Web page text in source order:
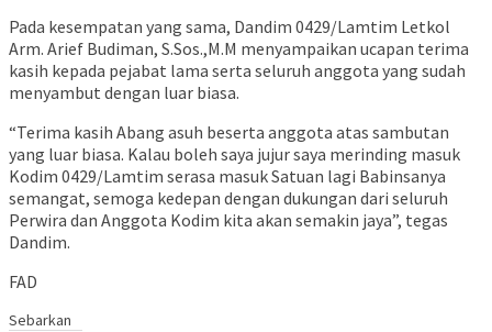
Pada kesempatan yang sama, Dandim 0429/Lamtim Letkol
Arm. Arief Budiman, S.Sos.,M.M menyampaikan ucapan terima
kasih kepada pejabat lama serta seluruh anggota yang sudah
menyambut dengan luar biasa.
“Terima kasih Abang asuh beserta anggota atas sambutan
yang luar biasa. Kalau boleh saya jujur saya merinding masuk
Kodim 0429/Lamtim serasa masuk Satuan lagi Babinsanya
semangat, semoga kedepan dengan dukungan dari seluruh
Perwira dan Anggota Kodim kita akan semakin jaya”, tegas
Dandim.
FAD
Sebarkan